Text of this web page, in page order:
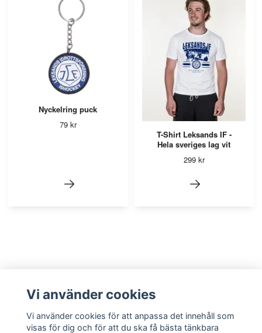
Nyckelring puck
79 kr
T-Shirt Leksands IF -
Hela sveriges lag vit
299 kr
Köpvillkor
Kontakt
Vi använder cookies
Vi använder cookies för att anpassa det innehåll som
visas för dig och för att du ska få bästa tänkbara